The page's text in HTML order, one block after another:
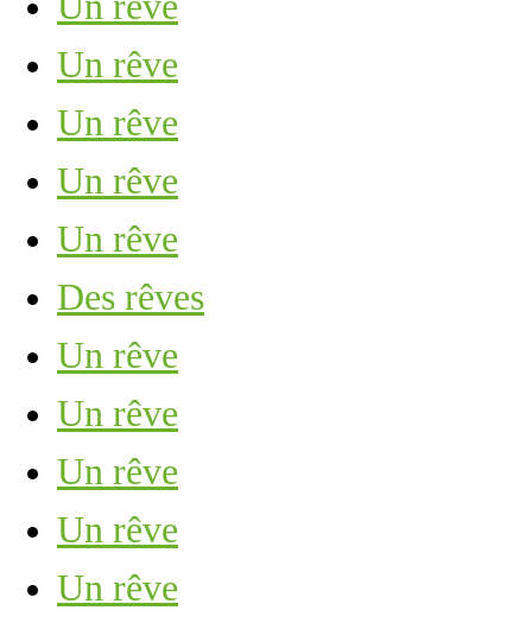
Un rêve
Un rêve
Un rêve
Un rêve
Des rêves
Un rêve
Un rêve
Un rêve
Un rêve
Un rêve